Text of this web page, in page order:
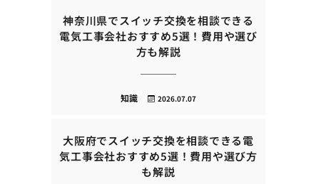
神奈川県でスイッチ交換を相談できる
電気工事会社おすすめ5選！費用や選び
方も解説
2026.07.07
知識
大阪府でスイッチ交換を相談できる電
気工事会社おすすめ5選！費用や選び方
も解説